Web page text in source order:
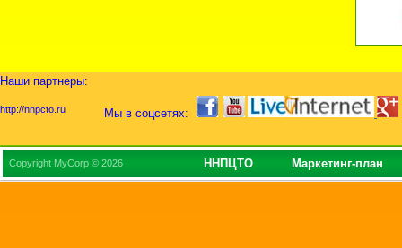
Наши партнеры:
Мы в соцсетях:
http://nnpcto.ru
Copyright MyCorp © 2026 ННПЦТО Маркетинг-план